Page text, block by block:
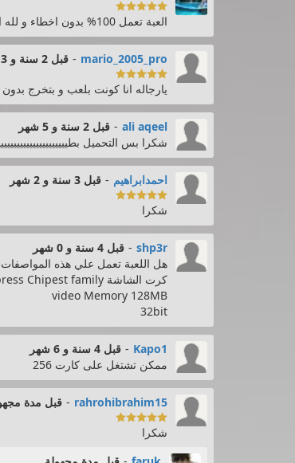

العبة تعمل 100% بدون اخطاء و لله العبة جميل و ممتعه انصح كل ينزلها
mario_2005_pro
- قبل 2 سنة و 3 شهر

يارجاله انا كونت بلعب و بتخرج
ali aqeel
- قبل 2 سنة و 5 شهر
شكرا بس التحميل
احمدابراهيم - قبل 3 سنة و 2 شهر

شكرا
shp3r
- قبل 4 سنة و 0 شهر
هل اللعبة تعمل علي هذه المواصفات ram 4 (3.46GB usable) intel core 2 duo CPU E8400 3.Ghz
كرت الشاشة intel(R) 4 Series Express Chipest family
video Memory 128MB
32bit
Kapo1
- قبل 4 سنة و 6 شهر
ممكن تشتغل على كارت 256
rahrohibrahim15
- قبل مدة

شكرا